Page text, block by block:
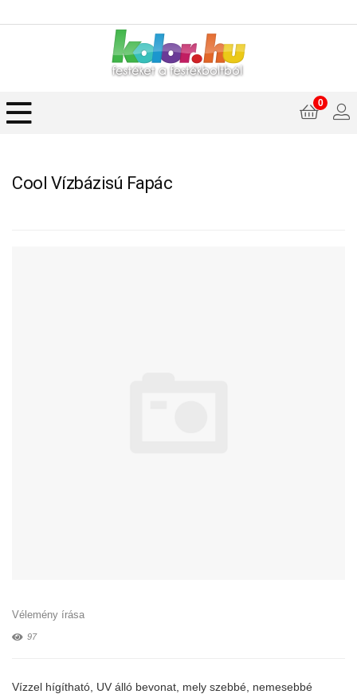
0
Cool Vízbázisú Fapác
Vélemény írása
97
Vízzel hígítható, UV álló bevonat, mely szebbé, nemesebbé